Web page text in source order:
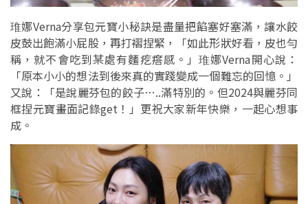
琟娜Verna分享包元寶小秘訣是盡量把餡塞好塞滿，讓水餃
皮鼓出飽滿小屁股，再打褶捏緊，「如此形狀好看，皮也勻
稱，就不會吃到某處有麵疙瘩感。」琟娜Verna開心說：
「原本小小的想法到後來真的實踐變成一個難忘的回憶。」
又說：「是說麗芬包的餃子…..滿特別的。但2024與麗芬同
框捏元寶畫面記錄get！」更祝大家新年快樂，一起心想事
成。